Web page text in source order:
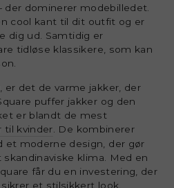
der dominerer modebilledet.
cool kant til dit outfit og er
dig ud. Samtidig er
tidløse klassikere, som kan
det de varme jakker, der
puffer jakker og den
er blandt de mest
til kvinder . De kombinerer
et moderne design, der gør
klima. Med en
får du en investering, der
et stilsikkert look.